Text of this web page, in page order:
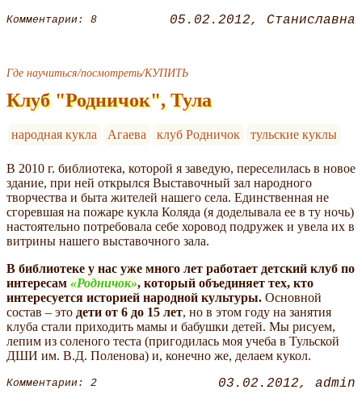
Комментарии: 8 05.02.2012 Станиславна
Где научиться/посмотреть/КУПИТЬ
Клуб "Родничок", Тула
народная кукла Агаева клуб Родничок тульские куклы
В 2010 г. библиотека, которой я заведую, переселилась в новое
здание, при ней открылся Выставочный зал народного
творчества и быта жителей нашего села. Единственная не
сгоревшая на пожаре кукла Коляда (я доделывала ее в ту ночь)
настоятельно потребовала себе хоровод подружек и увела их в
витрины нашего выставочного зала.
В библиотеке у нас уже много лет работает детский клуб по
интересам
Родничок , который объединяет тех, кто
интересуется историей народной культуры. Основной
состав – это дети от 6 до 15 лет, но в этом году на занятия
клуба стали приходить мамы и бабушки детей. Мы рисуем,
лепим из соленого теста (пригодилась моя учеба в Тульской
ДШИ им. В.Д. Поленова) и, конечно же, делаем кукол.
Комментарии: 2 03.02.2012 admin